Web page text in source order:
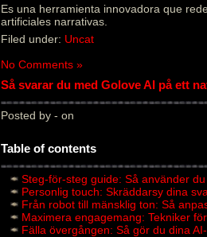
Es una herramienta innovadora que
artificiales narrativas.
Filed under: Uncat
No Comments »
Så svarar du med Golove AI på ett
Posted by - on
Table of contents
Steg-för-steg guide: Så använder
Personlig touch: Skräddarsy dina
Från robot till mänsklig ton: Så
Maximera engagemang: Tekniker
Fälla övergången: Så gör du dina